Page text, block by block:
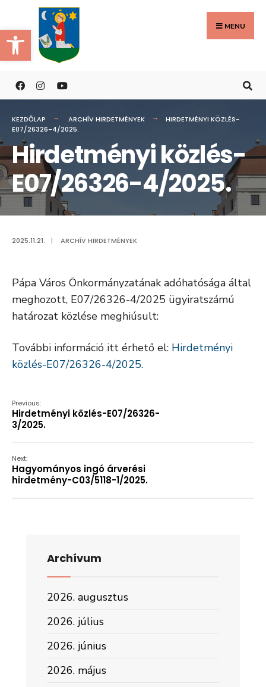
Eszköztár megnyitása
to
content
MENU
KEZDŐLAP ARCHÍV HIRDETMÉNYEK
HIRDETMÉNYI KÖZLÉS-
E07/26326-4/2025.
Hirdetményi közlés-
E07/26326-4/2025.
2025.11.21. | ARCHÍV HIRDETMÉNYEK
Pápa Város Önkormányzatának adóhatósága által
meghozott, E07/26326-4/2025 ügyiratszámú
határozat közlése meghiúsult:
További információ itt érhető el: Hirdetményi
közlés-E07/26326-4/2025.
Previous:
Hirdetményi közlés-E07/26326-
3/2025.
Next:
Hagyományos ingó árverési
hirdetmény-C03/5118-1/2025.
Archívum
2026. augusztus
2026. július
2026. június
2026. május
Search